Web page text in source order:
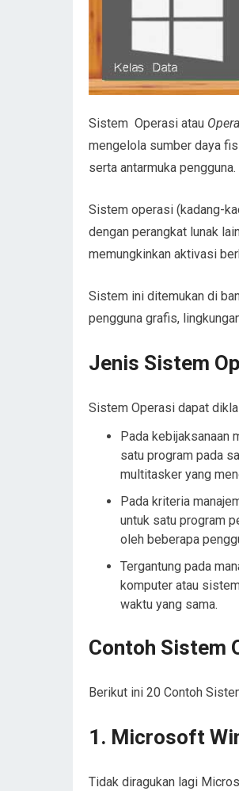
Sistem Operasi atau
mengelola sumber daya
serta antarmuka pengguna.
Sistem operasi (kadang-
dengan perangkat lunak
memungkinkan aktivasi
Sistem ini ditemukan di
pengguna grafis,
Jenis Sistem
Sistem Operasi dapat
Pada kebijaksanaan
satu program pada
multitasker yang
Pada kriteria
untuk satu program
oleh beberapa
Tergantung pada
komputer atau
waktu yang sama.
Contoh Sistem
Berikut ini 20 Contoh
1. Microsoft
Tidak diragukan lagi